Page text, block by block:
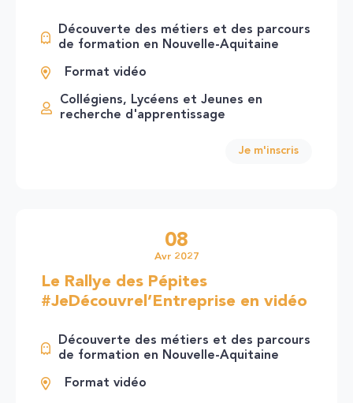
Découverte des métiers et des parcours
de formation en Nouvelle-Aquitaine
Format vidéo
Collégiens, Lycéens et Jeunes en
recherche d'apprentissage
Je m'inscris
Le Rallye des Pépites
#JeDécouvrel’Entreprise en vidéo
08
Avr 2027
Découverte des métiers et des parcours
de formation en Nouvelle-Aquitaine
Format vidéo